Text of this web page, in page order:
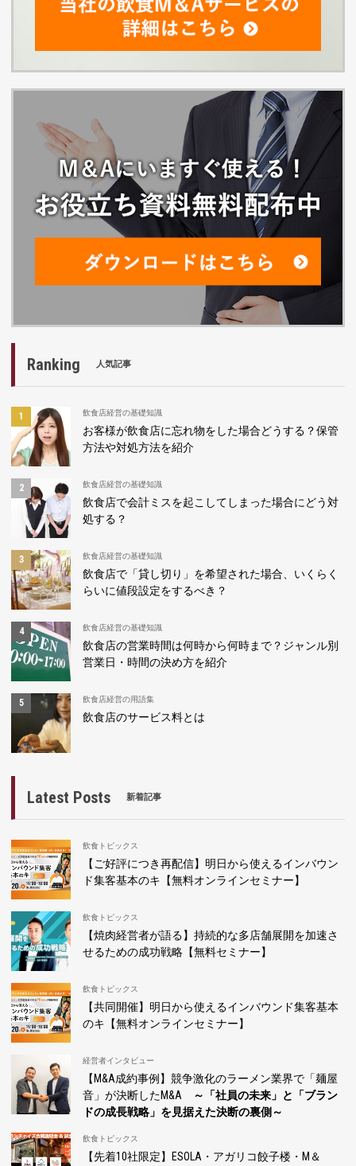
Ranking 人気記事
飲食店経営の基礎知識
お客様が飲食店に忘れ物をした場合どうする？保管
方法や対処方法を紹介
飲食店経営の基礎知識
飲食店で会計ミスを起こしてしまった場合にどう対
処する？
飲食店経営の基礎知識
飲食店で「貸し切り」を希望された場合、いくらく
らいに値段設定をするべき？
飲食店経営の基礎知識
飲食店の営業時間は何時から何時まで？ジャンル別
営業日・時間の決め方を紹介
飲食店経営の用語集
飲食店のサービス料とは
Latest Posts 新着記事
飲食トピックス
【ご好評につき再配信】明日から使えるインバウン
ド集客基本のキ【無料オンラインセミナー】
飲食トピックス
【焼肉経営者が語る】持続的な多店舗展開を加速さ
せるための成功戦略【無料セミナー】
飲食トピックス
【共同開催】明日から使えるインバウンド集客基本
のキ【無料オンラインセミナー】
経営者インタビュー
【M&A成約事例】競争激化のラーメン業界で「麺屋
音」が決断したM&A
～「社員の未来」と「ブラン
ドの成長戦略」を見据えた決断の裏側～
飲食トピックス
【先着10社限定】ESOLA・アガリコ餃子楼・M＆